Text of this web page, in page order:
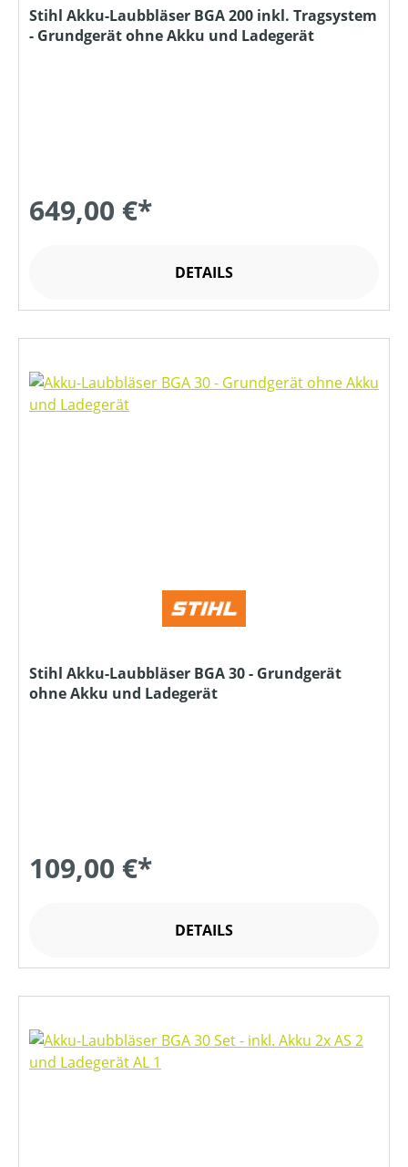
Stihl Akku-Laubbläser BGA 200 inkl. Tragsystem
- Grundgerät ohne Akku und Ladegerät
649,00 €*
DETAILS
Stihl Akku-Laubbläser BGA 30 - Grundgerät
ohne Akku und Ladegerät
109,00 €*
DETAILS